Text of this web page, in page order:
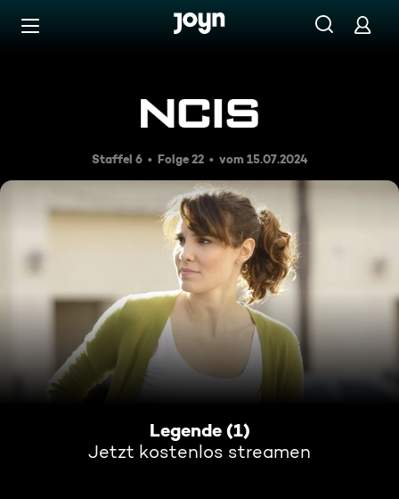
Zum Inhalt springen
Legende (1)
Staffel 6 Folge 22 vom 15.07.2024
Legende (1)
Jetzt kostenlos streamen